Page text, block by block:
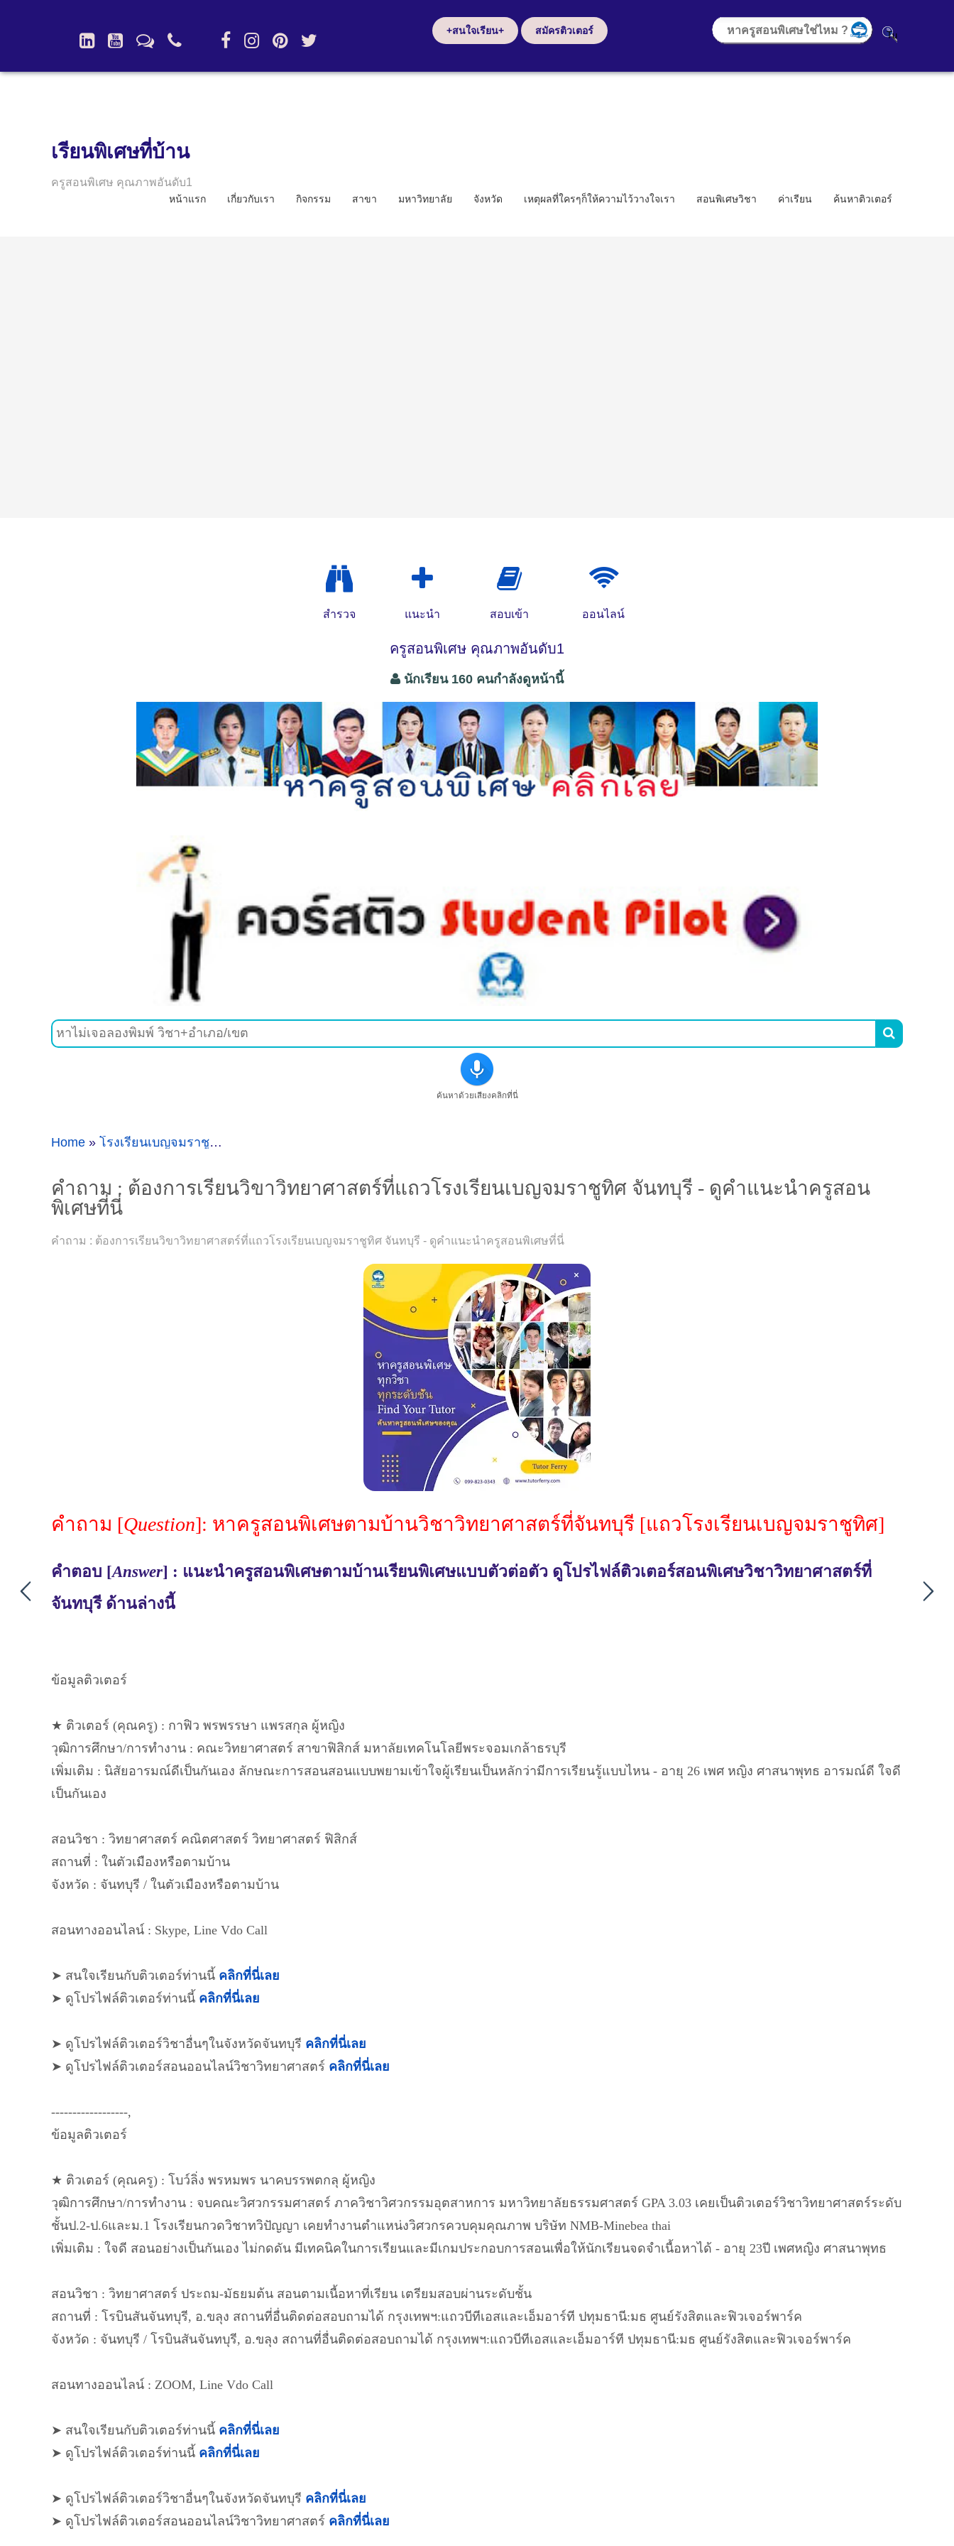
+สนใจเรียน+ สมัครติวเตอร์
เรียนพิเศษที่บ้าน
ครูสอนพิเศษ คุณภาพอันดับ1
หน้าแรก เกี่ยวกับเรา กิจกรรม สาขา มหาวิทยาลัย จังหวัด เหตุผลที่ใครๆก็ให้ความไว้วางใจเรา สอนพิเศษวิชา ค่าเรียน ค้นหาติวเตอร์
สำรวจ แนะนำ สอบเข้า ออนไลน์
ครูสอนพิเศษ คุณภาพอันดับ1
นักเรียน 160 คนกำลังดูหน้านี้

ค้นหาด้วยเสียงคลิกที่นี่
Home » โรงเรียนเบญจมราชูทิศ
คำถาม : ต้องการเรียนวิขาวิทยาศาสตร์ที่แถวโรงเรียนเบญจมราชูทิศ จันทบุรี - ดูคำแนะนำครูสอน
พิเศษที่นี่
คำถาม : ต้องการเรียนวิขาวิทยาศาสตร์ที่แถวโรงเรียนเบญจมราชูทิศ จันทบุรี - ดูคำแนะนำครูสอนพิเศษที่นี่
คำถาม [Question]: หาครูสอนพิเศษตามบ้านวิชาวิทยาศาสตร์ที่จันทบุรี [แถวโรงเรียนเบญจมราชูทิศ]
คำตอบ [Answer] : แนะนำครูสอนพิเศษตามบ้านเรียนพิเศษแบบตัวต่อตัว ดูโปรไฟล์ติวเตอร์สอนพิเศษวิชาวิทยาศาสตร์ที่
จันทบุรี ด้านล่างนี้
ข้อมูลติวเตอร์
★ ติวเตอร์ (คุณครู) : กาฟิว พรพรรษา แพรสกุล ผู้หญิง
วุฒิการศึกษา/การทำงาน : คณะวิทยาศาสตร์ สาขาฟิสิกส์ มหาลัยเทคโนโลยีพระจอมเกล้าธรบุรี
เพิ่มเติม : นิสัยอารมณ์ดีเป็นกันเอง ลักษณะการสอนสอนแบบพยามเข้าใจผู้เรียนเป็นหลักว่ามีการเรียนรู้แบบไหน - อายุ 26 เพศ หญิง ศาสนาพุทธ อารมณ์ดี ใจดี
เป็นกันเอง
สอนวิชา : วิทยาศาสตร์ คณิตศาสตร์ วิทยาศาสตร์ ฟิสิกส์
สถานที่ : ในตัวเมืองหรือตามบ้าน
จังหวัด : จันทบุรี / ในตัวเมืองหรือตามบ้าน
สอนทางออนไลน์ : Skype, Line Vdo Call
➤ สนใจเรียนกับติวเตอร์ท่านนี้ คลิกที่นี่เลย
➤ ดูโปรไฟล์ติวเตอร์ท่านนี้ คลิกที่นี่เลย
➤ ดูโปรไฟล์ติวเตอร์วิชาอื่นๆในจังหวัดจันทบุรี คลิกที่นี่เลย
➤ ดูโปรไฟล์ติวเตอร์สอนออนไลน์วิชาวิทยาศาสตร์ คลิกที่นี่เลย
------------------,
ข้อมูลติวเตอร์
★ ติวเตอร์ (คุณครู) : โบว์ลิ่ง พรหมพร นาคบรรพตกลุ ผู้หญิง
วุฒิการศึกษา/การทำงาน : จบคณะวิศวกรรมศาสตร์ ภาควิชาวิศวกรรมอุตสาหการ มหาวิทยาลัยธรรมศาสตร์ GPA 3.03 เคยเป็นติวเตอร์วิชาวิทยาศาสตร์ระดับ
ชั้นป.2-ป.6และม.1 โรงเรียนกวดวิชาทวิปัญญา เคยทำงานตำแหน่งวิศวกรควบคุมคุณภาพ บริษัท NMB-Minebea thai
เพิ่มเติม : ใจดี สอนอย่างเป็นกันเอง ไม่กดดัน มีเทคนิคในการเรียนและมีเกมประกอบการสอนเพื่อให้นักเรียนจดจำเนื้อหาได้ - อายุ 23ปี เพศหญิง ศาสนาพุทธ
สอนวิชา : วิทยาศาสตร์ ประถม-มัธยมต้น สอนตามเนื้อหาที่เรียน เตรียมสอบผ่านระดับชั้น
สถานที่ : โรบินสันจันทบุรี, อ.ขลุง สถานที่อื่นติดต่อสอบถามได้ กรุงเทพฯ:แถวบีทีเอสและเอ็มอาร์ที ปทุมธานี:มธ ศูนย์รังสิตและฟิวเจอร์พาร์ค
จังหวัด : จันทบุรี / โรบินสันจันทบุรี, อ.ขลุง สถานที่อื่นติดต่อสอบถามได้ กรุงเทพฯ:แถวบีทีเอสและเอ็มอาร์ที ปทุมธานี:มธ ศูนย์รังสิตและฟิวเจอร์พาร์ค
สอนทางออนไลน์ : ZOOM, Line Vdo Call
➤ สนใจเรียนกับติวเตอร์ท่านนี้ คลิกที่นี่เลย
➤ ดูโปรไฟล์ติวเตอร์ท่านนี้ คลิกที่นี่เลย
➤ ดูโปรไฟล์ติวเตอร์วิชาอื่นๆในจังหวัดจันทบุรี คลิกที่นี่เลย
➤ ดูโปรไฟล์ติวเตอร์สอนออนไลน์วิชาวิทยาศาสตร์ คลิกที่นี่เลย